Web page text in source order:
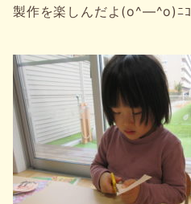
製作を楽しんだよ(o^―^o)ﾆｺ